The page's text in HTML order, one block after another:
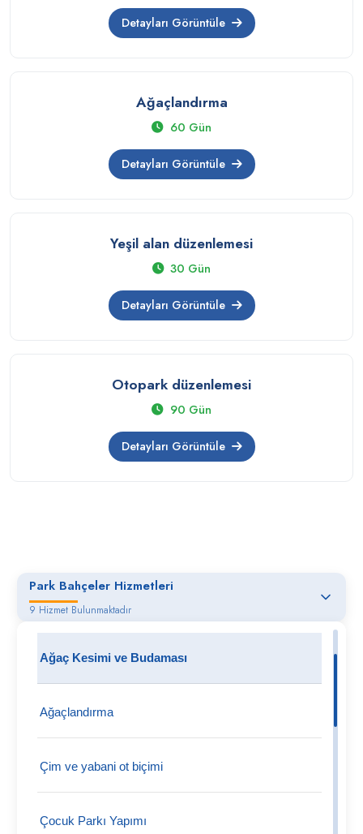
Park Bahçeler Hizmetleri
9 Hizmet Bulunmaktadır
Ağaç Kesimi ve Budaması
Ağaçlandırma
Çim ve yabani ot biçimi
Çocuk Parkı Yapımı
Detayları Görüntüle
Ağaçlandırma
60 Gün
Detayları Görüntüle
Yeşil alan düzenlemesi
30 Gün
Detayları Görüntüle
Otopark düzenlemesi
90 Gün
Detayları Görüntüle